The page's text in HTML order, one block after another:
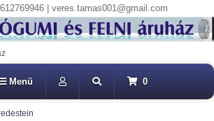
| veres.tamas001@gmail.com
Menü 0